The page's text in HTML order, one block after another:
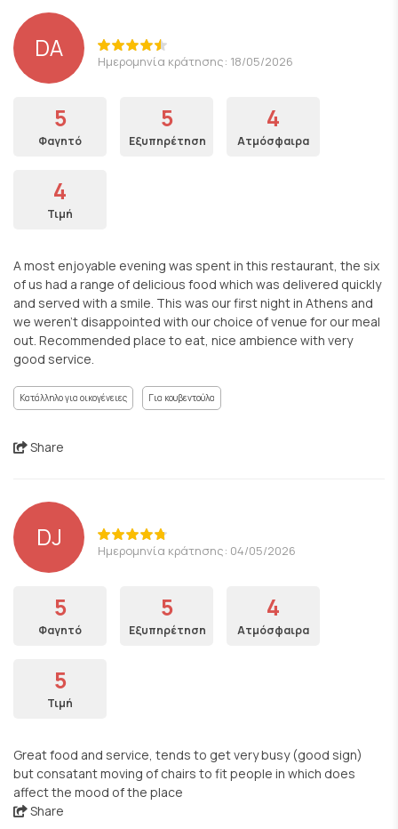
DA Ημερομηνία κράτησης: 18/05/2026
5
Φαγητό
5
Εξυπηρέτηση
4
Ατμόσφαιρα
4
Τιμή
A most enjoyable evening was spent in this restaurant, the six
of us had a range of delicious food which was delivered quickly
and served with a smile. This was our first night in Athens and
we weren’t disappointed with our choice of venue for our meal
out. Recommended place to eat, nice ambience with very
good service.
Κατάλληλο για οικογένειες Για κουβεντούλα
Share
DJ Ημερομηνία κράτησης: 04/05/2026
5
Φαγητό
5
Εξυπηρέτηση
4
Ατμόσφαιρα
5
Τιμή
Great food and service, tends to get very busy (good sign)
but consatant moving of chairs to fit people in which does
affect the mood of the place
Share